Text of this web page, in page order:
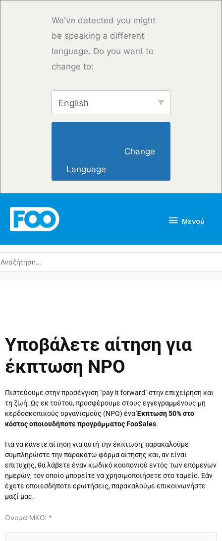
We've detected you might
be speaking a different
language. Do you want to
change to:
English
Language
Μενού
Υποβάλετε αίτηση για
έκπτωση NPO
Πιστεύουμε στην προσέγγιση "pay it forward" στην επιχείρηση και
τη ζωή. Ως εκ τούτου, προσφέρουμε στους εγγεγραμμένους μη
κερδοσκοπικούς οργανισμούς (NPO) έναΈκπτωση 50% στο
κόστος οποιουδήποτε προγράμματος FooSales.
Για να κάνετε αίτηση για αυτή την έκπτωση, παρακαλούμε
συμπληρώστε την παρακάτω φόρμα αίτησης και, αν είναι
επιτυχής, θα λάβετε έναν κωδικό κουπονιού εντός των επόμενων
ημερών, τον οποίο μπορείτε να χρησιμοποιήσετε στο ταμείο. Εάν
έχετε οποιεσδήποτε ερωτήσεις, παρακαλούμε επικοινωνήστε
μαζί μας.
Όνομα ΜΚΟ: *